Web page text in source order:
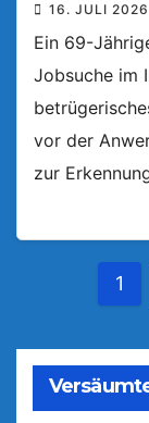
16. JULI 2026
Ein 69-
Jobsuche im
vor der
zur
1